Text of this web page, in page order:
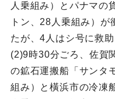
人乗組み）とパナマの
トン、28人乗組み）
たが、4人はシ号に救助
(2)9時30分ごろ、佐賀
の鉱石運搬船「サンタ
組み）と橫浜市の冷凍